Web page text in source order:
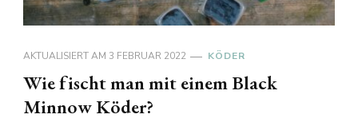
AKTUALISIERT AM 3 FEBRUAR 2022 KÖDER
Wie fischt man mit einem Black
Minnow Köder?